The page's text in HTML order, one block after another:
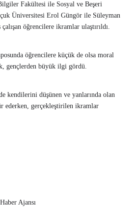
Fakültesi ile Sosyal ve Beşeri
Üniversitesi Erol Güngör ile Süleyman
öğrencilere ikramlar ulaştırıldı.
öğrencilere küçük de olsa moral
gençlerden büyük ilgi gördü.
kendilerini düşünen ve yanlarında olan
ederken, gerçekleştirilen ikramlar
Ajansı